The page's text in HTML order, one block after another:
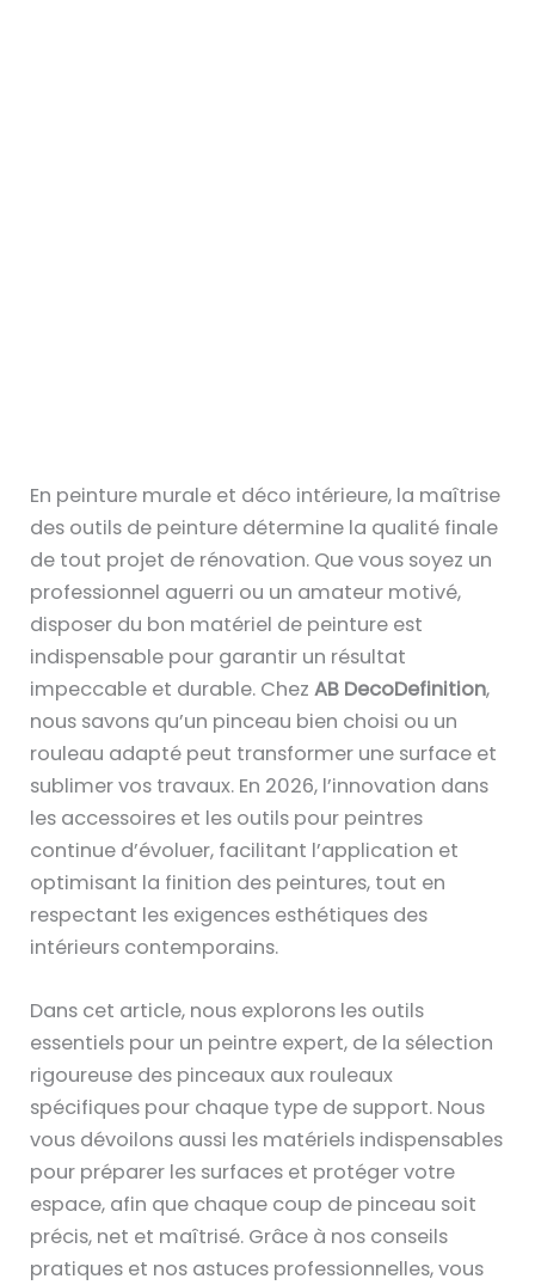
En peinture murale et déco intérieure, la maîtrise
des outils de peinture détermine la qualité finale
de tout projet de rénovation. Que vous soyez un
professionnel aguerri ou un amateur motivé,
disposer du bon matériel de peinture est
indispensable pour garantir un résultat
impeccable et durable. ChezAB DecoDefinition,
nous savons qu’un pinceau bien choisi ou un
rouleau adapté peut transformer une surface et
sublimer vos travaux. En 2026, l’innovation dans
les accessoires et les outils pour peintres
continue d’évoluer, facilitant l’application et
optimisant la finition des peintures, tout en
respectant les exigences esthétiques des
intérieurs contemporains.
Dans cet article, nous explorons les outils
essentiels pour un peintre expert, de la sélection
rigoureuse des pinceaux aux rouleaux
spécifiques pour chaque type de support. Nous
vous dévoilons aussi les matériels indispensables
pour préparer les surfaces et protéger votre
espace, afin que chaque coup de pinceau soit
précis, net et maîtrisé. Grâce à nos conseils
pratiques et nos astuces professionnelles, vous